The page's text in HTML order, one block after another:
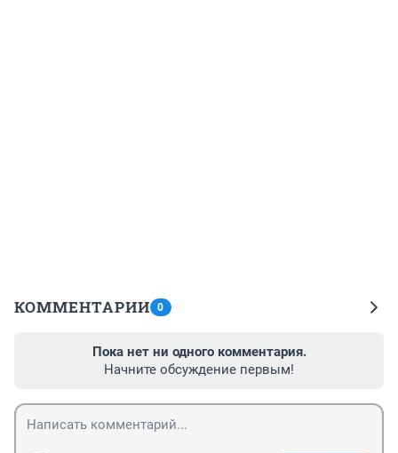
КОММЕНТАРИИ 0
Пока нет ни одного комментария.
Начните обсуждение первым!